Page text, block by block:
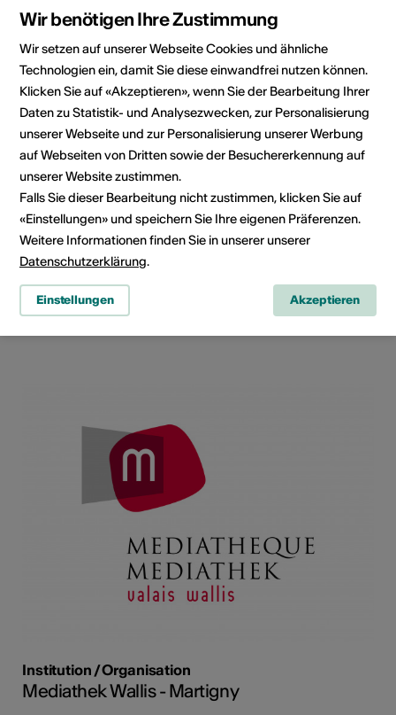
Karte
Av. de la Gare 15, 1920 Martigny
Institution / Organisation
Mediathek Wallis - Martigny
Wir benötigen Ihre Zustimmung
Wir setzen auf unserer Webseite Cookies und ähnliche
Technologien ein, damit Sie diese einwandfrei nutzen können.
Klicken Sie auf «Akzeptieren», wenn Sie der Bearbeitung Ihrer
Daten zu Statistik- und Analysezwecken, zur Personalisierung
unserer Webseite und zur Personalisierung unserer Werbung
auf Webseiten von Dritten sowie der Besuchererkennung auf
unserer Website zustimmen.
Falls Sie dieser Bearbeitung nicht zustimmen, klicken Sie auf
«Einstellungen» und speichern Sie Ihre eigenen Präferenzen.
Weitere Informationen finden Sie in unserer unserer
Datenschutzerklärung.
Einstellungen Akzeptieren